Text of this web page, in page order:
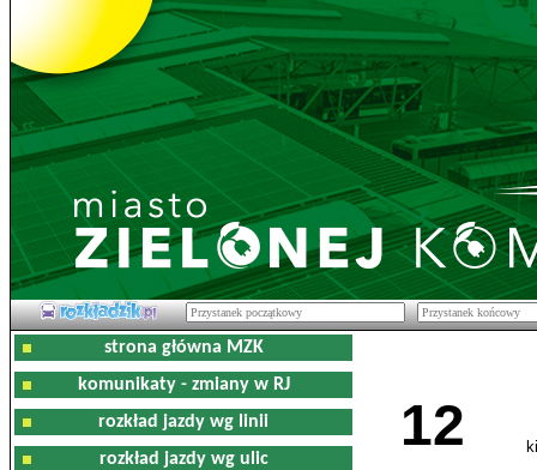
strona główna MZK
komunikaty - zmiany w RJ
rozkład jazdy wg linii
rozkład jazdy wg ulic
12